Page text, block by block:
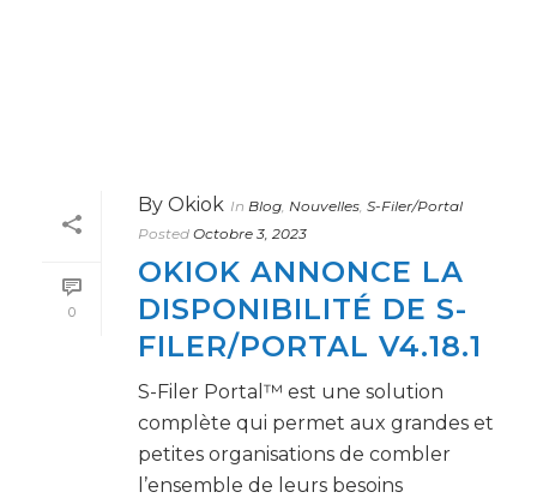
0
By Okiok In Blog, Nouvelles, S-Filer/Portal
Posted Octobre 3, 2023
OKIOK ANNONCE LA
DISPONIBILITÉ DE S-
FILER/PORTAL V4.18.1
S-Filer Portal™ est une solution
complète qui permet aux grandes et
petites organisations de combler
l’ensemble de leurs besoins